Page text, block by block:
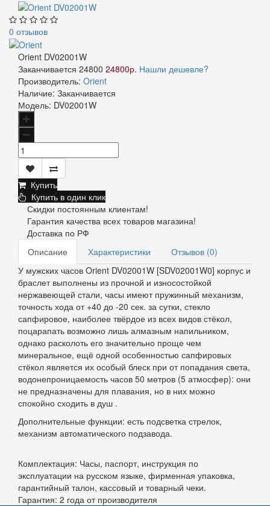
0 отзывов
Orient DV02001W
Заканчивается 24800 24800р. Нашли дешевле?
Производитель: Orient
Наличие: Заканчивается
Модель: DV02001W
Купить
Купить в один клик
Скидки постоянным клиентам!
Гарантия качества всех товаров магазина!
Доставка по РФ
Описание
Характеристики
Отзывов (0)
У мужских часов Orient DV02001W [SDV02001W0] корпус и
браслет выполнены из прочной и износостойкой
нержавеющей стали, часы имеют пружинный механизм,
точность хода от +40 до -20 сек. за сутки, стекло
сапфировое, наиболее твёрдое из всех видов стёкол,
поцарапать возможно лишь алмазным напильником,
однако расколоть его значительно проще чем
минеральное, ещё одной особенностью сапфировых
стёкол является их особый блеск при от попадания света,
водонепроницаемость часов 50 метров (5 атмосфер): они
не предназначены для плавания, но в них можно
спокойно сходить в душ .
Дополнительные функции: есть подсветка стрелок,
механизм автоматического подзавода.
Комплектация: Часы, паспорт, инструкция по
эксплуатации на русском языке, фирменная упаковка,
гарантийный талон, кассовый и товарный чеки.
Гарантия: 2 года от производителя